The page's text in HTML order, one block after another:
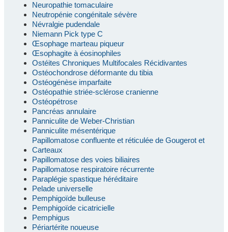
Neuropathie tomaculaire
Neutropénie congénitale sévère
Névralgie pudendale
Niemann Pick type C
Œsophage marteau piqueur
Œsophagite à éosinophiles
Ostéites Chroniques Multifocales Récidivantes
Ostéochondrose déformante du tibia
Ostéogénèse imparfaite
Ostéopathie striée-sclérose cranienne
Ostéopétrose
Pancréas annulaire
Panniculite de Weber-Christian
Panniculite mésentérique
Papillomatose confluente et réticulée de Gougerot et
Carteaux
Papillomatose des voies biliaires
Papillomatose respiratoire récurrente
Paraplégie spastique héréditaire
Pelade universelle
Pemphigoïde bulleuse
Pemphigoïde cicatricielle
Pemphigus
Périartérite noueuse